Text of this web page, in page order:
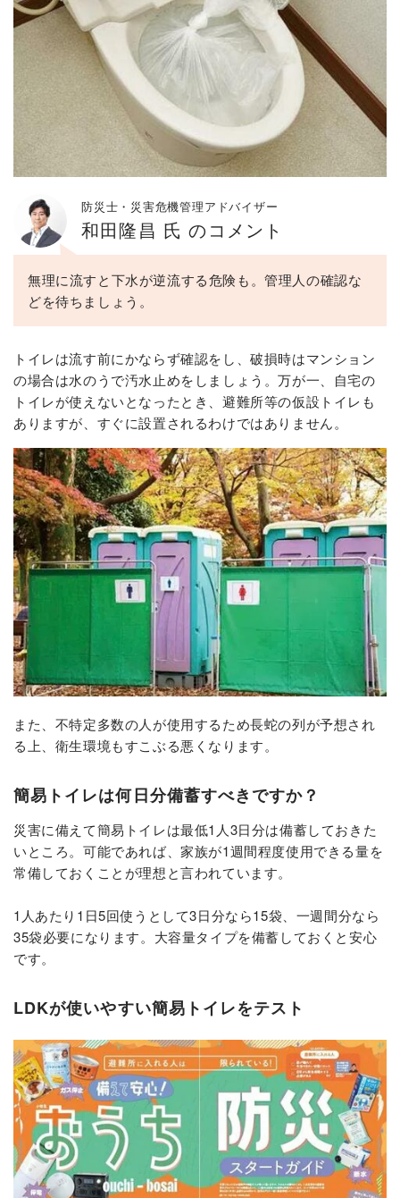
防災士・災害危機管理アドバイザー
和田隆昌 氏 のコメント
無理に流すと下水が逆流する危険も。管理人の確認な
どを待ちましょう。
トイレは流す前にかならず確認をし、破損時はマンション
の場合は水のうで汚水止めをしましょう。万が一、自宅の
トイレが使えないとなったとき、避難所等の仮設トイレも
ありますが、すぐに設置されるわけではありません。
また、不特定多数の人が使用するため長蛇の列が予想され
る上、衛生環境もすこぶる悪くなります。
簡易トイレは何日分備蓄すべきですか？
災害に備えて簡易トイレは最低1人3日分は備蓄しておきた
いところ。可能であれば、家族が1週間程度使用できる量を
常備しておくことが理想と言われています。
1人あたり1日5回使うとして3日分なら15袋、一週間分なら
35袋必要になります。大容量タイプを備蓄しておくと安心
です。
LDKが使いやすい簡易トイレをテスト